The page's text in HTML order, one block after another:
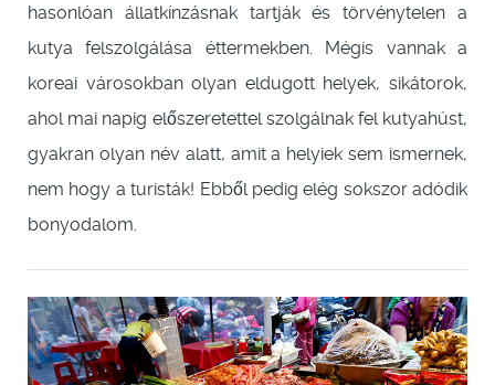
hasonlóan állatkínzásnak tartják és törvénytelen a
kutya felszolgálása éttermekben. Mégis vannak a
koreai városokban olyan eldugott helyek, sikátorok,
ahol mai napig előszeretettel szolgálnak fel kutyahúst,
gyakran olyan név alatt, amit a helyiek sem ismernek,
nem hogy a turisták! Ebből pedig elég sokszor adódik
bonyodalom.